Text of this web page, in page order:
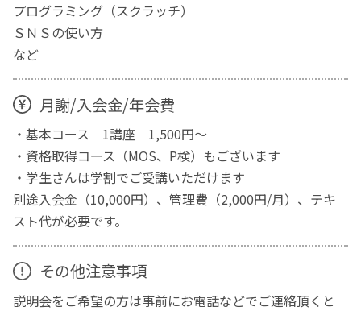
プログラミング（スクラッチ）
ＳＮＳの使い方
など
月謝/入会金/年会費
・基本コース 1講座 1,500円～
・資格取得コース（MOS、P検）もございます
・学生さんは学割でご受講いただけます
別途入会金（10,000円）、管理費（2,000円/月）、テキ
スト代が必要です。
その他注意事項
説明会をご希望の方は事前にお電話などでご連絡頂くと